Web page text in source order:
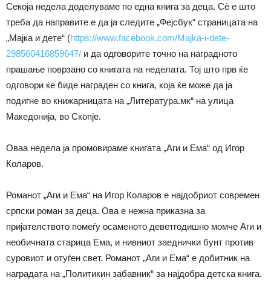
Секоја недела доделуваме по една книга за деца. Сѐ е што
треба да направите е да ја следите „Фејсбук“ страницата на
„Мајка и дете“ (https://www.facebook.com/Majka-i-dete-
298560416859647/ и да одговорите точно на наградното
прашање поврзано со книгата на неделата. Тој што прв ќе
одговори ќе биде награден со книга, која ќе може да ја
подигне во книжарницата на „Литература.мк“ на улица
Македонија, во Скопје.
Оваа недела ја промовираме книгата „Аги и Ема“ од Игор
Коларов.
Романот „Аги и Ема“ на Игор Коларов е најдобриот современ
српски роман за деца. Ова е нежна приказна за
пријателството помеѓу осаменото деветгодишно момче Аги и
необичната старица Ема, и нивниот заеднички бунт против
суровиот и отуѓен свет. Романот „Аги и Ема“ е добитник на
наградата на „Политикин забавник“ за најдобра детска книга.